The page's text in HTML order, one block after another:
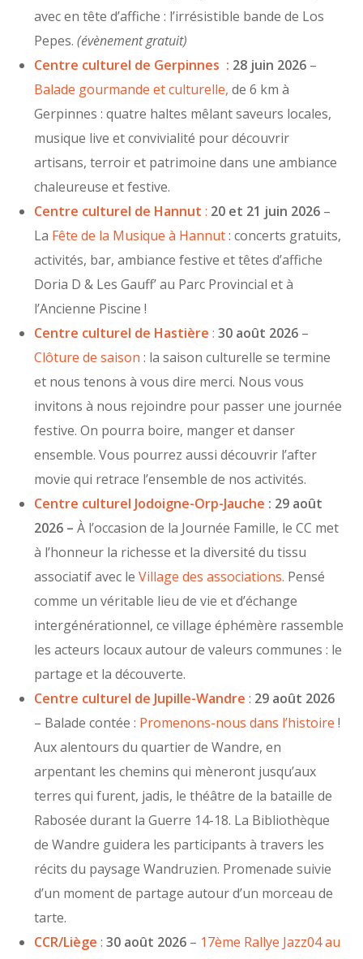
avec en tête d’affiche : l’irrésistible bande de Los
Pepes. (évènement gratuit)
Centre culturel de Gerpinnes : 28 juin 2026 –
Balade gourmande et culturelle, de 6 km à
Gerpinnes : quatre haltes mêlant saveurs locales,
musique live et convivialité pour découvrir
artisans, terroir et patrimoine dans une ambiance
chaleureuse et festive.
Centre culturel de Hannut : 20 et 21 juin 2026 –
La Fête de la Musique à Hannut: concerts gratuits,
activités, bar, ambiance festive et têtes d’affiche
Doria D & Les Gauff’ au Parc Provincial et à
l’Ancienne Piscine !
Centre culturel de Hastière: 30 août 2026 –
Clôture de saison : la saison culturelle se termine
et nous tenons à vous dire merci. Nous vous
invitons à nous rejoindre pour passer une journée
festive. On pourra boire, manger et danser
ensemble. Vous pourrez aussi découvrir l’after
movie qui retrace l’ensemble de nos activités.
Centre culturel Jodoigne-Orp-Jauche : 29 août
2026 –À l’occasion de la Journée Famille, le CC met
à l’honneur la richesse et la diversité du tissu
associatif avec leVillage des associations. Pensé
comme un véritable lieu de vie et d’échange
intergénérationnel, ce village éphémère rassemble
les acteurs locaux autour de valeurs communes : le
partage et la découverte.
Centre culturel de Jupille-Wandre : 29 août 2026
– Balade contée : Promenons-nous dans l’histoire !
Aux alentours du quartier de Wandre, en
arpentant les chemins qui mèneront jusqu’aux
terres qui furent, jadis, le théâtre de la bataille de
Rabosée durant la Guerre 14-18. La Bibliothèque
de Wandre guidera les participants à travers les
récits du paysage Wandruzien. Promenade suivie
d’un moment de partage autour d’un morceau de
tarte.
CCR/Liège :30 août 2026 – 17ème Rallye Jazz04 au